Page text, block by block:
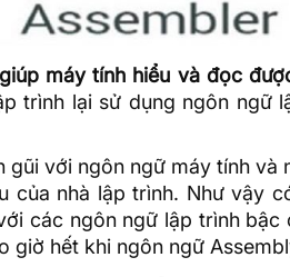
máy tính hiểu và đọc
trình lại sử dụng ngôn ngữ
gũi với ngôn ngữ máy tính và
của nhà lập trình. Như vậy
các ngôn ngữ lập trình
giờ hết khi ngôn ngữ